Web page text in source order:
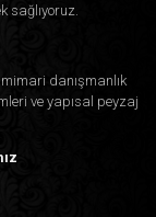
sağlıyoruz.
danışmanlık
ve yapısal peyzaj